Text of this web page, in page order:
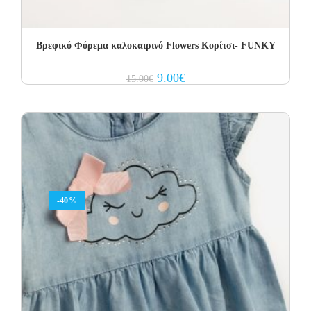
Βρεφικό Φόρεμα καλοκαιρινό Flowers Κορίτσι- FUNKY
15.00€ Original
price
9.00€Current
price
-40%